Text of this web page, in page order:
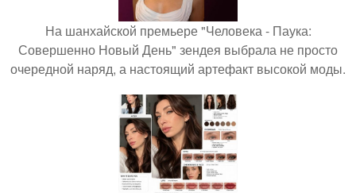
На шанхайской премьере "Человека - Паука:
Совершенно Новый День" зендея выбрала не просто
очередной наряд, а настоящий артефакт высокой моды.